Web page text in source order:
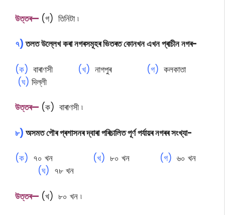
উত্তৰ— (গ) তিনিটা ৷
৭)তলত উল্লেখ কৰা নগৰসমূহৰ ভিতৰত কোনখন এখন প্ৰাচীন নগৰ-
(ক) বাৰাণসী (খ) নাগপুৰ (গ) কলকাতা
(ঘ) দিল্লী
উত্তৰ— (ক) বাৰাণসী ৷
৮) অসমত পৌৰ প্ৰশাসনৰ দ্বাৰা পৰিচালিত পূৰ্ণ পৰ্যায়ৰ নগৰৰ সংখ্যা-
(ক) ৭০ খন (খ) ৮০ খন (গ) ৬০ খন
(ঘ) ৭৮ খন
উত্তৰ— (খ) ৮০ খন ৷